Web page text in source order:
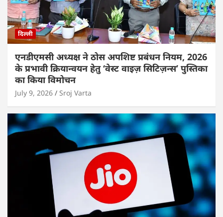
दिल्ली
एनडीएमसी अध्यक्ष ने ठोस अपशिष्ट प्रबंधन नियम, 2026
के प्रभावी क्रियान्वयन हेतु ‘वेस्ट वाइज़ सिटिज़न्स’ पुस्तिका
का किया विमोचन
July 9, 2026 Sroj Varta